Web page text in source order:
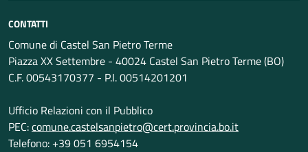
CONTATTI
Comune di Castel San Pietro Terme
Piazza XX Settembre - 40024 Castel San Pietro Terme (BO)
C.F. 00543170377 - P.I. 00514201201
Ufficio Relazioni con il Pubblico
PEC:comune.castelsanpietro@cert.provincia.bo.it
Telefono: +39 051 6954154